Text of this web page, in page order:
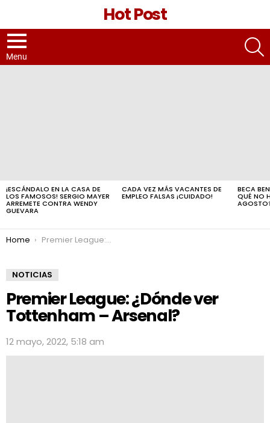
Hot Post
Menu
¡ESCÁNDALO EN LA CASA DE
LOS FAMOSOS! SERGIO MAYER
ARREMETE CONTRA WENDY
GUEVARA
CADA VEZ MÁS VACANTES DE
EMPLEO FALSAS ¡CUIDADO!
BECA
QUÉ NO
You are here:
Home Premier League: ¿Dónde ver Tottenham – Arsenal?
NOTICIAS
Premier League: ¿Dónde ver
Tottenham – Arsenal?
12 mayo, 2022, 5:18 am